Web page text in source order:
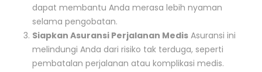
dapat membantu Anda merasa lebih nyaman
selama pengobatan.
Siapkan Asuransi Perjalanan Medis Asuransi ini
melindungi Anda dari risiko tak terduga, seperti
pembatalan perjalanan atau komplikasi medis.